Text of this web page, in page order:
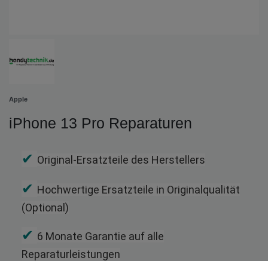
Apple
iPhone 13 Pro Reparaturen
✔ Original-Ersatzteile des Herstellers
✔ Hochwertige Ersatzteile in Originalqualität
(Optional)
✔ 6 Monate Garantie auf alle
Reparaturleistungen